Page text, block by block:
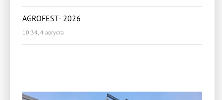
AGROFEST- 2026
10:34, 4 августа